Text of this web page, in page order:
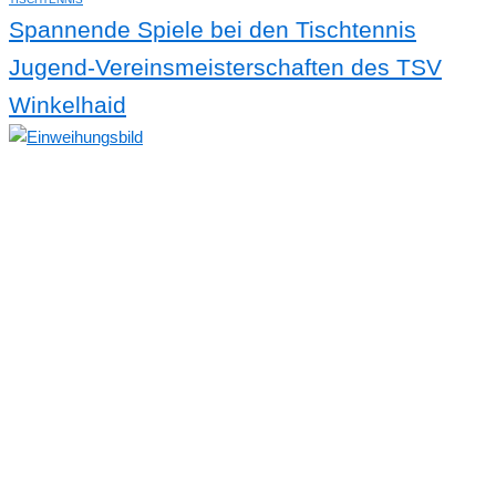
Spannende Spiele bei den Tischtennis
Jugend-Vereinsmeisterschaften des TSV
Winkelhaid